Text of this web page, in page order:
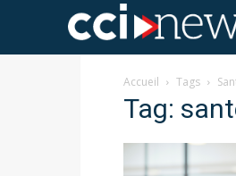
Accueil Tags
Tag: